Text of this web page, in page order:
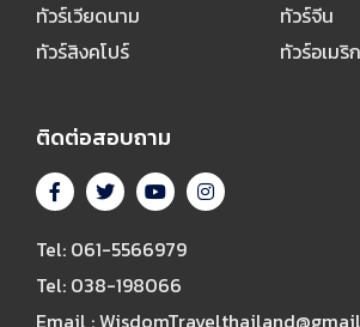
ทัวร์เวียดนาม
ทัวร์สิงคโปร์
ทัวร์จีน
ทัวร์อเมริ
ติดต่อสอบถาม
Tel: 061-5566979
Tel: 038-198066
Email :